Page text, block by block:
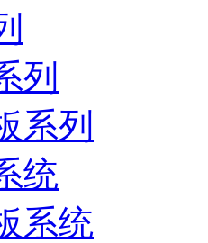
列
系列
统
系统